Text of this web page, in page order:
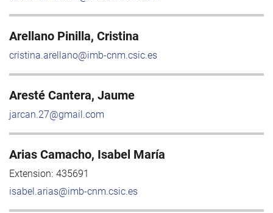
Arellano Pinilla, Cristina
cristina.arellano@imb-cnm.csic.es
Aresté Cantera, Jaume
jarcan.27@gmail.com
Arias Camacho, Isabel María
Extension: 435691
isabel.arias@imb-cnm.csic.es